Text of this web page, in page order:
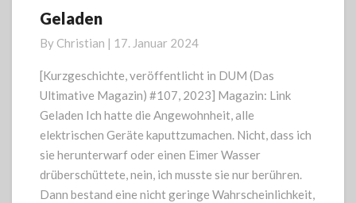
Geladen
Geladen
By Christian | 17. Januar 2024
[Kurzgeschichte, veröffentlicht in DUM (Das
Ultimative Magazin) #107, 2023] Magazin: Link
Geladen Ich hatte die Angewohnheit, alle
elektrischen Geräte kaputtzumachen. Nicht, dass ich
sie herunterwarf oder einen Eimer Wasser
drüberschüttete, nein, ich musste sie nur berühren.
Dann bestand eine nicht geringe Wahrscheinlichkeit,